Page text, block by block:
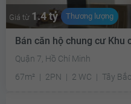
Giá từ 1.4 tỷ Thương lượng
Bán căn hộ chung cư Khu
Quận 7, Hồ Chí Minh
67m²
2PN 2 WC Tây Bắc